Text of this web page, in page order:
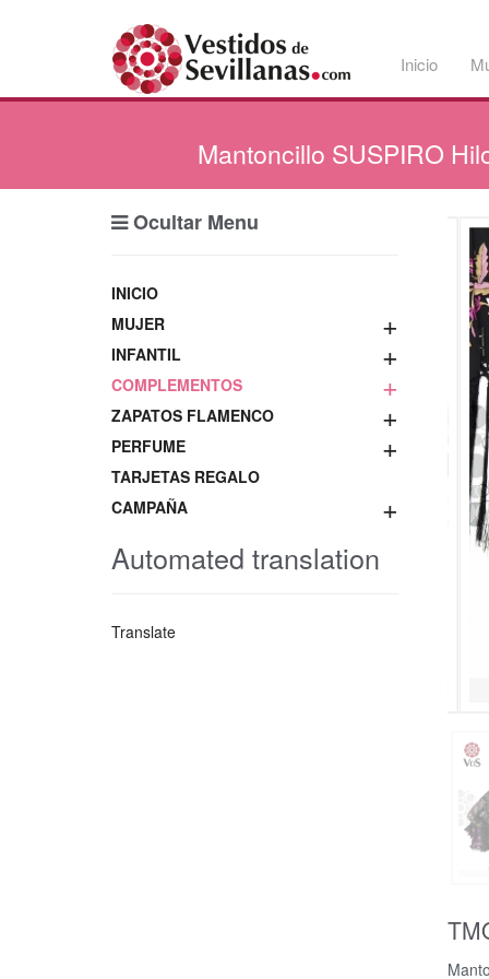
Inicio
Mantoncillo SUSPIRO
Ocultar Menu
INICIO
+
MUJER
+
INFANTIL
+
COMPLEMENTOS
+
ZAPATOS FLAMENCO
+
PERFUME
TARJETAS REGALO
+
CAMPAÑA
Automated translation
Translate